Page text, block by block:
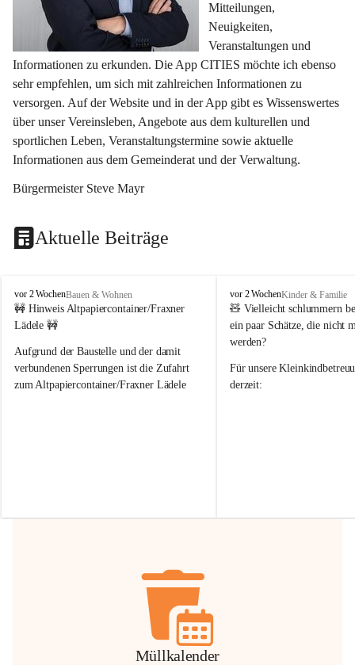
Mitteilungen,
Neuigkeiten,
Veranstaltungen und
Informationen zu erkunden. Die App CITIES möchte ich ebenso
sehr empfehlen, um sich mit zahlreichen Informationen zu
versorgen. Auf der Website und in der App gibt es Wissenswertes
über unser Vereinsleben, Angebote aus dem kulturellen und
sportlichen Leben, Veranstaltungstermine sowie aktuelle
Informationen aus dem Gemeinderat und der Verwaltung.
Bürgermeister Steve Mayr
Aktuelle Beiträge
F
r
a
e
r
n
vor 2 WochenBauen & Wohnen
🚧 Hinweis Altpapiercontainer/Fraxner
Lädele 🚧
Aufgrund der Baustelle und der damit
verbundenen Sperrungen ist die Zufahrt
zum Altpapiercontainer/Fraxner Lädele
Hilfsbereitschaft!
F
r
a
x
r
n
vor 2 WochenKinder & Familie
🧸 Vielleicht schlummern
ein paar Schätze, die nicht
werden?
Für unsere
derzeit:
Müllkalender